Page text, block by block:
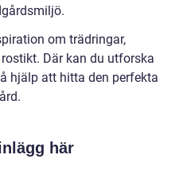
om trädringar,
Där kan du utforska
hjälp att hitta den perfekta
här